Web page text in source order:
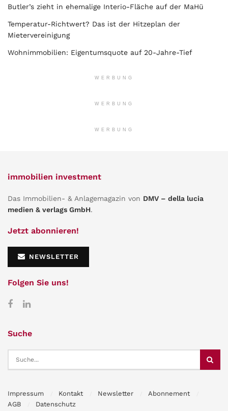
Butler’s zieht in ehemalige Interio-Fläche auf der MaHü
Temperatur-Richtwert? Das ist der Hitzeplan der
Mietervereinigung
Wohnimmobilien: Eigentumsquote auf 20-Jahre-Tief
WERBUNG
WERBUNG
WERBUNG
immobilien investment
Das Immobilien- & Anlagemagazin von DMV – della lucia
medien & verlags GmbH.
Jetzt abonnieren!
NEWSLETTER
Folgen Sie uns!
Suche
Impressum Kontakt Newsletter
Abonnement
AGB
Datenschutz